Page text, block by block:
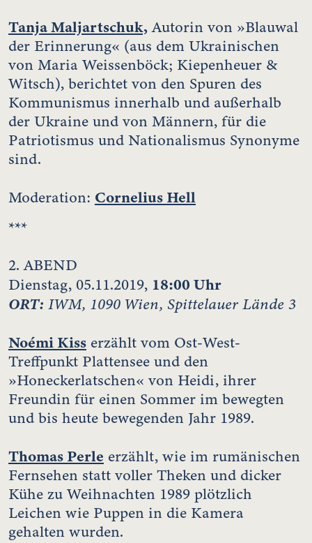
Tanja Maljartschuk,Autorin von »Blauwal
der Erinnerung« (aus dem Ukrainischen
von Maria Weissenböck; Kiepenheuer &
Witsch), berichtet von den Spuren des
Kommunismus innerhalb und außerhalb
der Ukraine und von Männern, für die
Patriotismus und Nationalismus Synonyme
sind.
Moderation: Cornelius Hell
***
2. ABEND
Dienstag, 05.11.2019, 18:00 Uhr
ORT: IWM, 1090 Wien, Spittelauer Lände 3
Noémi Kiss erzählt vom Ost-West-
Treffpunkt Plattensee und den
»Honeckerlatschen« von Heidi, ihrer
Freundin für einen Sommer im bewegten
und bis heute bewegenden Jahr 1989.
Thomas Perle erzählt, wie im rumänischen
Fernsehen statt voller Theken und dicker
Kühe zu Weihnachten 1989 plötzlich
Leichen wie Puppen in die Kamera
gehalten wurden.